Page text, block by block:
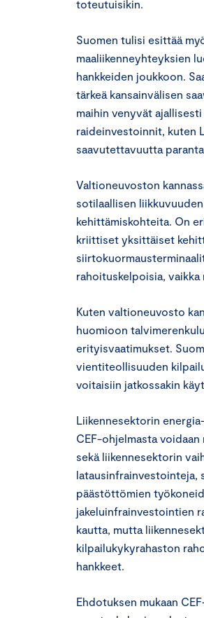
toteutuisikin.
Suomen tulisi esittää
maaliikenneyhteyksien
hankkeiden joukkoon.
tärkeä kansainvälisen
maihin venyvät
raideinvestoinnit, kuten
saavutettavuutta
Valtioneuvoston
sotilaallisen
kehittämiskohteita. On
kriittiset yksittäiset
rahoituskelpoisia, vaikka
Kuten valtioneuvosto
huomioon
erityisvaatimukset.
vientiteollisuuden
voitaisiin jatkossakin
Liikennesektorin
CEF-ohjelmasta
sekä liikennesektorin
latausinfrainvestointeja,
päästöttömien
jakeluinfrainvestointien
kautta, mutta
kilpailukykyrahaston
hankkeet.
Ehdotuksen mukaan